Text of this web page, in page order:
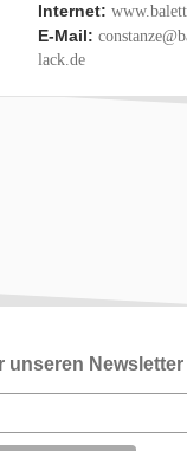
Internet:
E-Mail:
lack.de
unseren